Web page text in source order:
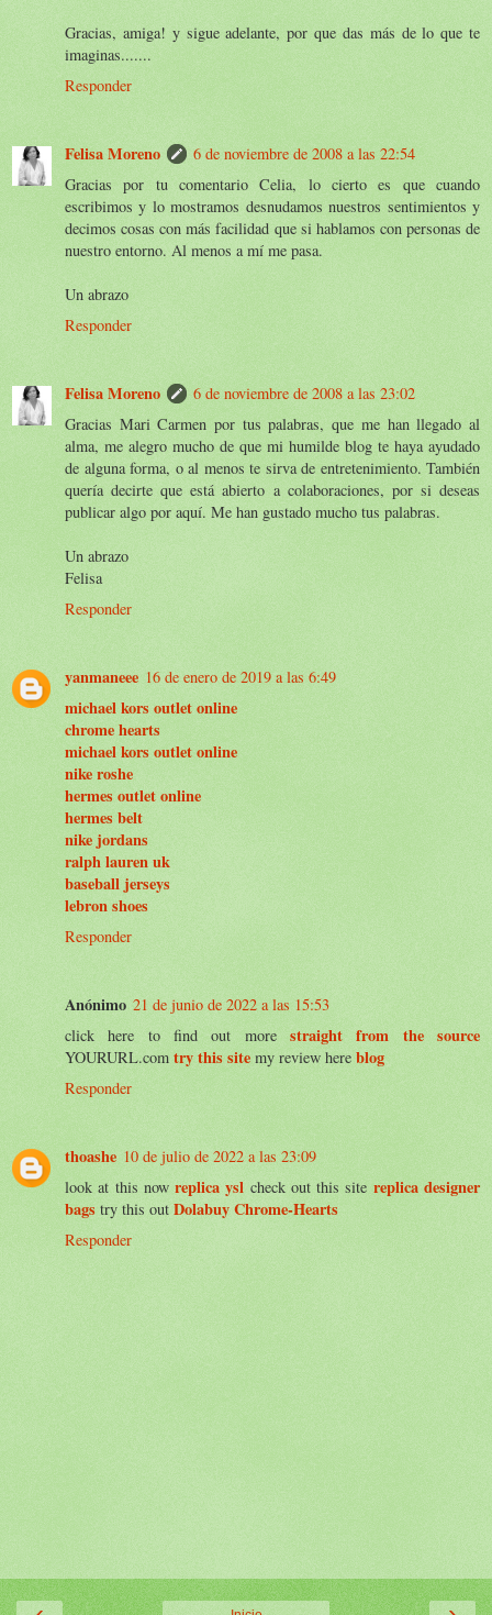
Gracias, amiga! y sigue adelante, por que das más de lo que te
imaginas.......
Responder
Felisa Moreno
6 de noviembre de 2008 a las 22:54
Gracias por tu comentario Celia, lo cierto es que cuando
escribimos y lo mostramos desnudamos nuestros sentimientos y
decimos cosas con más facilidad que si hablamos con personas de
nuestro entorno. Al menos a mí me pasa.
Un abrazo
Responder
Felisa Moreno
6 de noviembre de 2008 a las 23:02
Gracias Mari Carmen por tus palabras, que me han llegado al
alma, me alegro mucho de que mi humilde blog te haya ayudado
de alguna forma, o al menos te sirva de entretenimiento. También
quería decirte que está abierto a colaboraciones, por si deseas
publicar algo por aquí. Me han gustado mucho tus palabras.
Un abrazo
Felisa
Responder
yanmaneee 16 de enero de 2019 a las 6:49
michael kors outlet online
chrome hearts
michael kors outlet online
nike roshe
hermes outlet online
hermes belt
nike jordans
ralph lauren uk
baseball jerseys
lebron shoes
Responder
Anónimo 21 de junio de 2022 a las 15:53
click here to find out more straight from the source
YOURURL.com try this site my review here blog
Responder
thoashe 10 de julio de 2022 a las 23:09
look at this nowreplica ysl check out this site replica designer
bags try this out Dolabuy Chrome-Hearts
Responder